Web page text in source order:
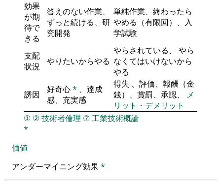
効果
が期
待で
きる
答えのない作業、
ずっと続ける、研
究開発
単純作業、終わったら
やめる（有限回）、入
学試験
支配
状況
やりたいからやる
やらされている、 やら
なくてはいけないから
やる
誘因 好奇心* 、達成
感、充実感
得失 、評価、報酬（金
銭）、賞罰、承認、 メ
リット・デメリット
① ②技術者倫理 ⑦工業技術概論
*
価値
アンダーマイニング効果*